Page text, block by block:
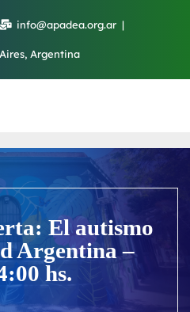
info@apadea.org.ar
Argentina
El autismo
Argentina –
hs.